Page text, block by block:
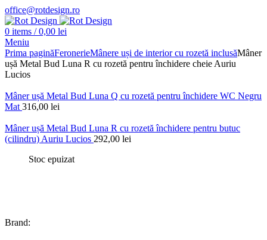
office@rotdesign.ro
0 items / 0,00 lei
Meniu
Prima paginăFeronerieMânere uși de interior cu rozetă inclusăMâner
ușă Metal Bud Luna R cu rozetă pentru închidere cheie Auriu
Lucios
Mâner ușă Metal Bud Luna Q cu rozetă pentru închidere WC Negru
Mat 316,00 lei
Mâner ușă Metal Bud Luna R cu rozetă închidere pentru butuc
(cilindru) Auriu Lucios 292,00 lei
Stoc epuizat
Brand: